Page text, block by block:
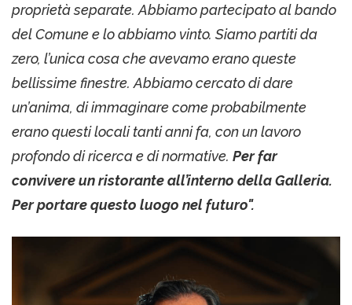
proprietà separate. Abbiamo partecipato al bando
del Comune e lo abbiamo vinto. Siamo partiti da
zero, l’unica cosa che avevamo erano queste
bellissime finestre. Abbiamo cercato di dare
un’anima, di immaginare come probabilmente
erano questi locali tanti anni fa, con un lavoro
profondo di ricerca e di normative. Per far
convivere un ristorante all’interno della Galleria.
Per portare questo luogo nel futuro".